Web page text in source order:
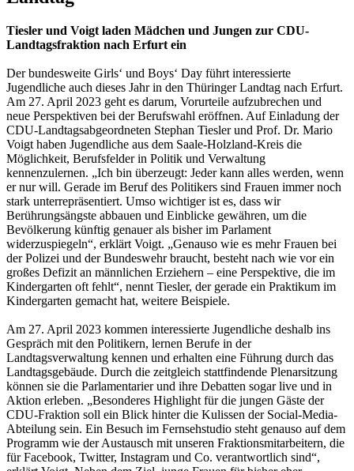
Tiesler und Voigt laden Mädchen und Jungen zur CDU-
Landtagsfraktion nach Erfurt ein
Der bundesweite Girls‘ und Boys‘ Day führt interessierte
Jugendliche auch dieses Jahr in den Thüringer Landtag nach Erfurt.
Am 27. April 2023 geht es darum, Vorurteile aufzubrechen und
neue Perspektiven bei der Berufswahl eröffnen. Auf Einladung der
CDU-Landtagsabgeordneten Stephan Tiesler und Prof. Dr. Mario
Voigt haben Jugendliche aus dem Saale-Holzland-Kreis die
Möglichkeit, Berufsfelder in Politik und Verwaltung
kennenzulernen. „Ich bin überzeugt: Jeder kann alles werden, wenn
er nur will. Gerade im Beruf des Politikers sind Frauen immer noch
stark unterrepräsentiert. Umso wichtiger ist es, dass wir
Berührungsängste abbauen und Einblicke gewähren, um die
Bevölkerung künftig genauer als bisher im Parlament
widerzuspiegeln“, erklärt Voigt. „Genauso wie es mehr Frauen bei
der Polizei und der Bundeswehr braucht, besteht nach wie vor ein
großes Defizit an männlichen Erziehern – eine Perspektive, die im
Kindergarten oft fehlt“, nennt Tiesler, der gerade ein Praktikum im
Kindergarten gemacht hat, weitere Beispiele.
Am 27. April 2023 kommen interessierte Jugendliche deshalb ins
Gespräch mit den Politikern, lernen Berufe in der
Landtagsverwaltung kennen und erhalten eine Führung durch das
Landtagsgebäude. Durch die zeitgleich stattfindende Plenarsitzung
können sie die Parlamentarier und ihre Debatten sogar live und in
Aktion erleben. „Besonderes Highlight für die jungen Gäste der
CDU-Fraktion soll ein Blick hinter die Kulissen der Social-Media-
Abteilung sein. Ein Besuch im Fernsehstudio steht genauso auf dem
Programm wie der Austausch mit unseren Fraktionsmitarbeitern, die
für Facebook, Twitter, Instagram und Co. verantwortlich sind“,